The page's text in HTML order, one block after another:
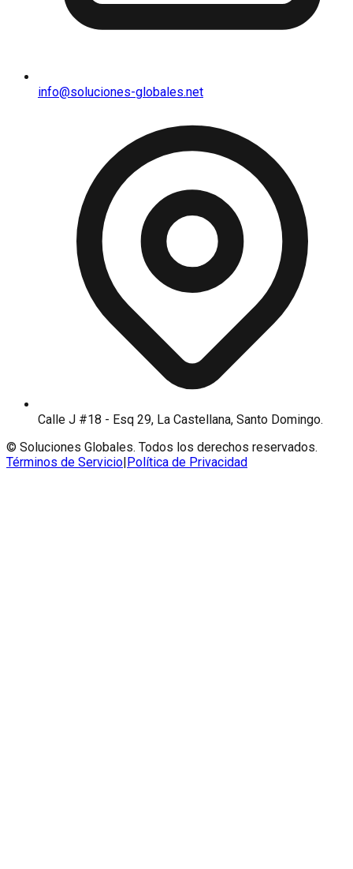
info@soluciones-globales.net
Calle J #18 - Esq 29, La Castellana, Santo Domingo.
© Soluciones Globales. Todos los derechos reservados.
Términos de Servicio Política de Privacidad